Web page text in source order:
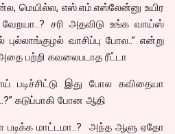
மெயில்ல, எஸ்.எம்.எஸ்லேன்னு உயிர
வேறயா..? சரி அதவிடு உங்க வாய்ஸ்
வாசிப்பு போல..” என்று
பற்றி கவலைபடாத ரீட்டா
படிச்சிட்டு இது போல கவிதையா
கடுப்பாகி போன ஆதி
படிக்க மாட்டமா..? அந்த ஆளு ஏதோ